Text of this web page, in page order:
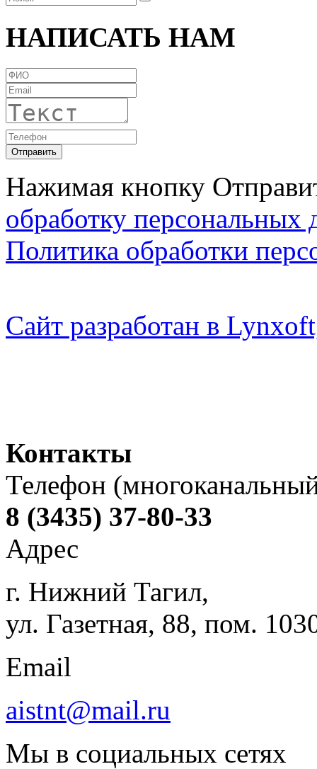
НАПИСАТЬ НАМ
Нажимая кнопку
обработку персональных
Политика обработки
Сайт разработан в
Контакты
Телефон
8 (3435) 37-80-33
Адрес
г. Нижний Тагил,
ул. Газетная, 88, пом.
Email
aistnt@mail.ru
Мы в социальных сетях